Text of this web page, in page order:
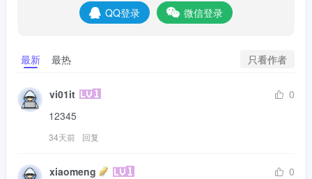
QQ登录 微信登录
最新 最热 只看作者
vi01it
0
12345
34天前 回复
xiaomeng 0